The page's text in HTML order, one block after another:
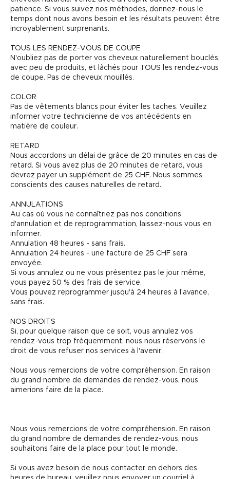
patience. Si vous suivez nos méthodes, donnez-nous le
temps dont nous avons besoin et les résultats peuvent être
incroyablement surprenants.
TOUS LES RENDEZ-VOUS DE COUPE
N'oubliez pas de porter vos cheveux naturellement bouclés,
avec peu de produits, et lâchés pour TOUS les rendez-vous
de coupe. Pas de cheveux mouillés.
COLOR
Pas de vêtements blancs pour éviter les taches. Veuillez
informer votre technicienne de vos antécédents en
matière de couleur.
RETARD
Nous accordons un délai de grâce de 20 minutes en cas de
retard. Si vous avez plus de 20 minutes de retard, vous
devrez payer un supplément de 25 CHF. Nous sommes
conscients des causes naturelles de retard.
ANNULATIONS
Au cas où vous ne connaîtriez pas nos conditions
d'annulation et de reprogrammation, laissez-nous vous en
informer.
Annulation 48 heures - sans frais.
Annulation 24 heures - une facture de 25 CHF sera
envoyée.
Si vous annulez ou ne vous présentez pas le jour même,
vous payez 50 % des frais de service.
Vous pouvez reprogrammer jusqu'à 24 heures à l'avance,
sans frais.
NOS DROITS
Si, pour quelque raison que ce soit, vous annulez vos
rendez-vous trop fréquemment, nous nous réservons le
droit de vous refuser nos services à l'avenir.
Nous vous remercions de votre compréhension. En raison
du grand nombre de demandes de rendez-vous, nous
aimerions faire de la place.
Nous vous remercions de votre compréhension. En raison
du grand nombre de demandes de rendez-vous, nous
souhaitons faire de la place pour tout le monde.
Si vous avez besoin de nous contacter en dehors des